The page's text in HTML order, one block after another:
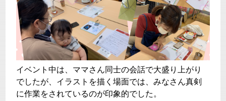
イベント中は、ママさん同士の会話で大盛り上がり
でしたが、イラストを描く場面では、みなさん真剣
に作業をされているのが印象的でした。